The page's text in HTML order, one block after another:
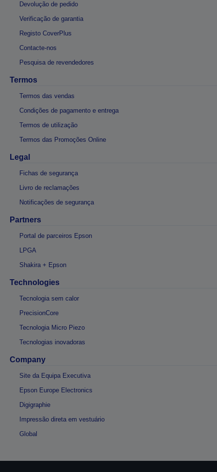
Devolução de pedido
Verificação de garantia
Registo CoverPlus
Contacte-nos
Pesquisa de revendedores
Termos
Termos das vendas
Condições de pagamento e entrega
Termos de utilização
Termos das Promoções Online
Legal
Fichas de segurança
Livro de reclamações
Notificações de segurança
Partners
Portal de parceiros Epson
LPGA
Shakira + Epson
Technologies
Tecnologia sem calor
PrecisionCore
Tecnologia Micro Piezo
Tecnologias inovadoras
Company
Site da Equipa Executiva
Epson Europe Electronics
Digigraphie
Impressão direta em vestuário
Global